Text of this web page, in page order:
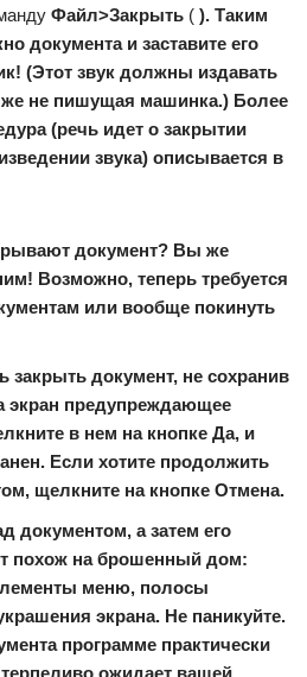
Файл>Закрыть ( ). Таким
документа и заставите его
(Этот звук должны издавать
не пишущая машинка.) Более
(речь идет о закрытии
звука) описывается в
документ? Вы же
Возможно, теперь требуется
или вообще покинуть
закрыть документ, не сохранив
экран предупреждающее
в нем на кнопке Да, и
Если хотите продолжить
щелкните на кнопке Отмена.
документом, а затем его
похож на брошенный дом:
меню, полосы
экрана. Не паникуйте.
программе практически
ожидает вашей